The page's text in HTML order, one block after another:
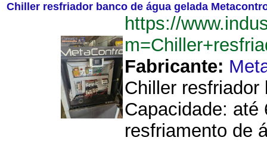
Chiller resfriador banco de água gelada
https://
Fabricante:
Chiller
Capacidade: até
resfriamento de